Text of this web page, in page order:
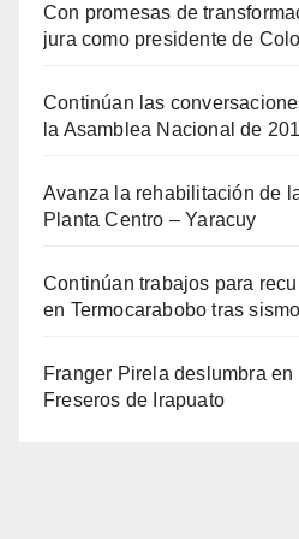
Con promesas de
jura como presidente de
Continúan las
la Asamblea Nacional de
Avanza la rehabilitación de
Planta Centro – Yaracuy
Continúan trabajos para
en Termocarabobo tras
Franger Pirela deslumbra
Freseros de Irapuato